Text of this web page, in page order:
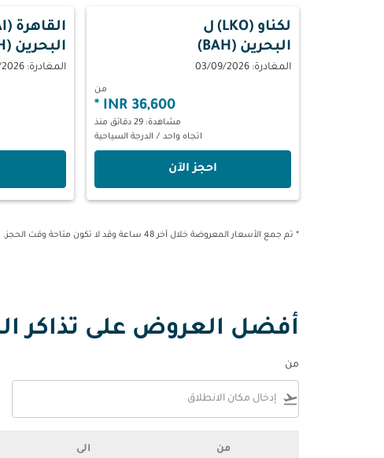
لكناو (LKO)
ل
البحرين (BAH)
المغادرة: 03/09/2026
من
36,600 INR
*
مشاهدة: 29 دقائق منذ
اتجاه واحد / الدرجة السياحية
‫احجز الآن‬
القاهرة (CAI)
البحرين (BAH)
المغادرة: 08/08/2026
* تم جمع الأسعار المعروضة خلال آخر 48 ساعة وقد لا تكون متاحة وقت الحجز.
أفضل العروض على تذاكر
من
flight_takeoff
من الى